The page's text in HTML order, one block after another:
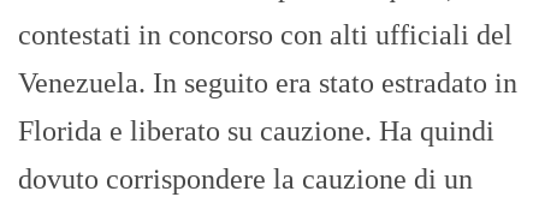
contestati in concorso con alti ufficiali del
Venezuela. In seguito era stato estradato in
Florida e liberato su cauzione. Ha quindi
dovuto corrispondere la cauzione di un